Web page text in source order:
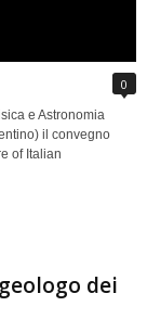
0
e Astronomia
il convegno
of Italian
dei